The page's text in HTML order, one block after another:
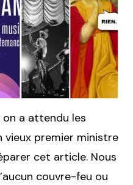
on a attendu les
vieux premier ministre
cet article. Nous
couvre-feu ou